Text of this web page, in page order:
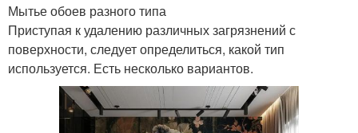
Мытье обоев разного типа
Приступая к удалению различных загрязнений с
поверхности, следует определиться, какой тип
используется. Есть несколько вариантов.